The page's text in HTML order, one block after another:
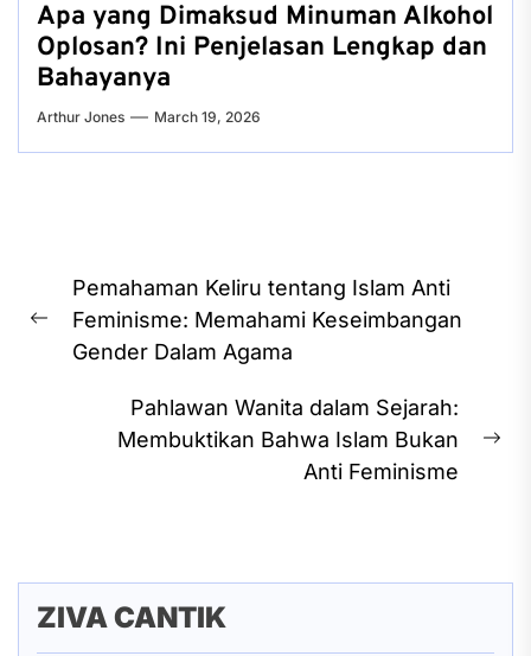
Apa yang Dimaksud Minuman Alkohol
Oplosan? Ini Penjelasan Lengkap dan
Bahayanya
Arthur Jones March 19, 2026
navigation
Previous
post:
Pemahaman Keliru tentang Islam Anti
Feminisme: Memahami Keseimbangan
Gender Dalam Agama
Pahlawan Wanita dalam Sejarah:
Membuktikan Bahwa Islam Bukan
Anti Feminisme
ZIVA CANTIK